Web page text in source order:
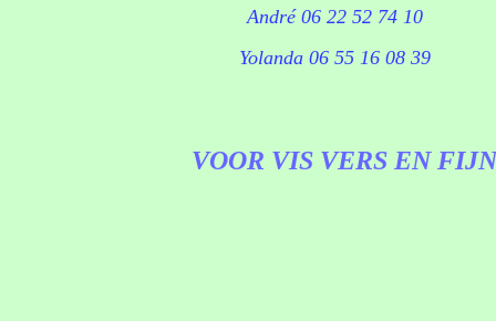
André 06 22 52 74 10
Yolanda 06 55 16 08 39
VOOR VIS VERS EN